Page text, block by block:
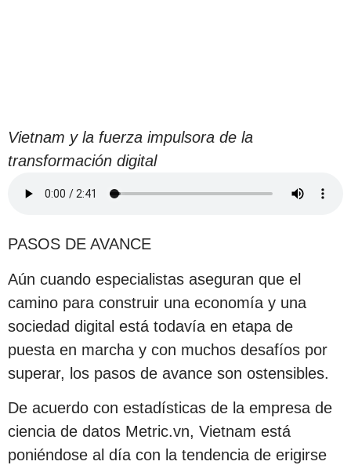
Vietnam y la fuerza impulsora de la
transformación digital
PASOS DE AVANCE
Aún cuando especialistas aseguran que el
camino para construir una economía y una
sociedad digital está todavía en etapa de
puesta en marcha y con muchos desafíos por
superar, los pasos de avance son ostensibles.
De acuerdo con estadísticas de la empresa de
ciencia de datos Metric.vn, Vietnam está
poniéndose al día con la tendencia de erigirse